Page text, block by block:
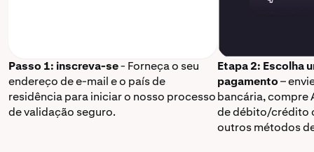
Passo 1: inscreva-se- Forneça o seu
endereço de e-mail e o país de
residência para iniciar o nosso processo
de validação seguro.
Etapa 2: Escolha
pagamento–
bancária, compre
de débito/crédito
outros métodos